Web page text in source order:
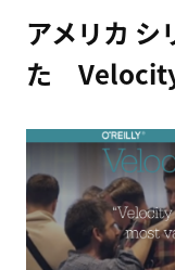
アメリカ シ
た Velocity